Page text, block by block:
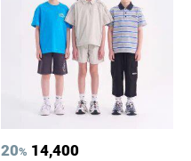
20% 14,400